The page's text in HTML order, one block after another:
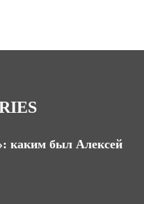
каким был Алексей